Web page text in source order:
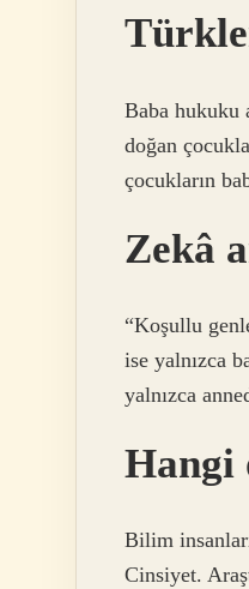
Baba
doğan
çocukların
Zekâ
“Koşullu
ise yalnızca
yalnızca
Hangi
Bilim
Cinsiyet.